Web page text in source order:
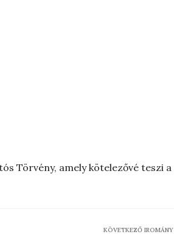
Törvény, amely kötelezővé teszi a
KÖVETKEZŐ IROMÁNY